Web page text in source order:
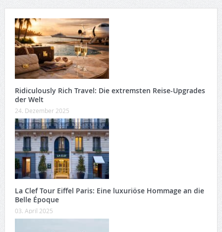
Ridiculously Rich Travel: Die extremsten Reise-Upgrades
der Welt
24. Dezember 2025
La Clef Tour Eiffel Paris: Eine luxuriöse Hommage an die
Belle Époque
03. April 2025